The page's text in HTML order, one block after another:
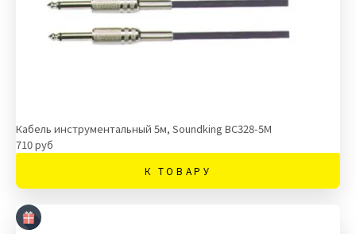
Кабель инструментальный 5м, Soundking BC328-5M
710 руб
К ТОВАРУ